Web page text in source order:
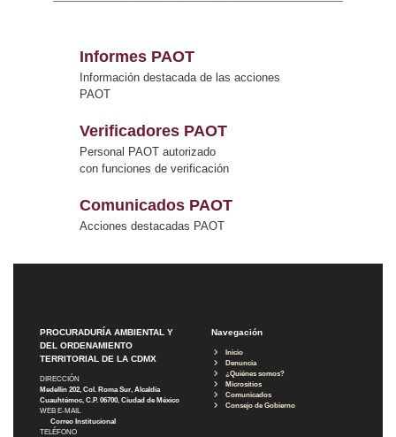
Informes PAOT
Información destacada de las acciones
PAOT
Verificadores PAOT
Personal PAOT autorizado
con funciones de verificación
Comunicados PAOT
Acciones destacadas PAOT
PROCURADURÍA AMBIENTAL Y
DEL ORDENAMIENTO
TERRITORIAL DE LA CDMX
DIRECCIÓN
Medellín 202, Col. Roma Sur, Alcaldía
Cuauhtémoc, C.P. 06700, Ciudad de México
WEB E-MAIL
Correo Institucional
TELÉFONO
Navegación
Inicio
Denuncia
¿Quiénes somos?
Micrositios
Comunicados
Consejo de Gobierno